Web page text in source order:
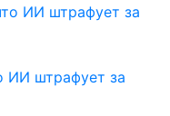
ИИ штрафует за